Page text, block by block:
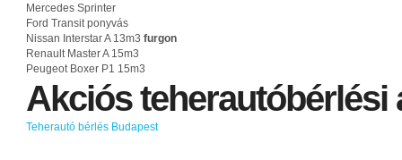
Mercedes Sprinter
Ford Transit ponyvás
Nissan Interstar A 13m3 furgon
Renault Master A 15m3
Peugeot Boxer P1 15m3
Akciósteherautóbérlési
Teherautó bérlés Budapest